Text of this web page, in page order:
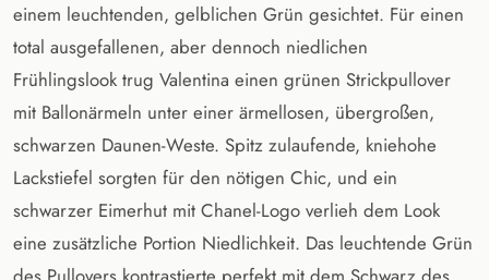
einem leuchtenden, gelblichen Grün gesichtet. Für einen
total ausgefallenen, aber dennoch niedlichen
Frühlingslook trug Valentina einen grünen Strickpullover
mit Ballonärmeln unter einer ärmellosen, übergroßen,
schwarzen Daunen-Weste. Spitz zulaufende, kniehohe
Lackstiefel sorgten für den nötigen Chic, und ein
schwarzer Eimerhut mit Chanel-Logo verlieh dem Look
eine zusätzliche Portion Niedlichkeit. Das leuchtende Grün